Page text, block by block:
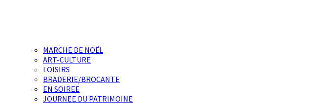
MARCHE DE NOËL
ART-CULTURE
LOISIRS
BRADERIE/BROCANTE
EN SOIREE
JOURNEE DU PATRIMOINE